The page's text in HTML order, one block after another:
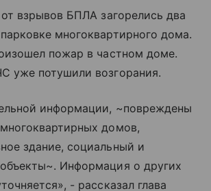
взрывов БПЛА загорелись два
многоквартирного дома.
пожар в частном доме.
уже потушили возгорания.
информации, ~повреждены
домов,
здание, социальный и
Информация о других
- рассказал глава